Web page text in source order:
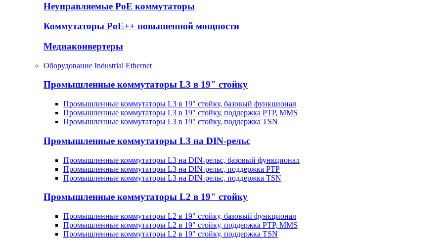
Неуправляемые PoE коммутаторы
Коммутаторы PoE++ повышенной мощности
Медиаконвертеры
Оборудование Industrial Ethernet
Промышленные коммутаторы L3 в 19" стойку
Промышленные коммутаторы L3 в 19" стойку, базовый функционал
Промышленные коммутаторы L3 в 19" стойку, поддержка PTP, MMS
Промышленные коммутаторы L3 в 19" стойку, поддержка TSN
Промышленные коммутаторы L3 на DIN-рельс
Промышленные коммутаторы L3 на DIN-рельс, базовый функционал
Промышленные коммутаторы L3 на DIN-рельс, поддержка PTP
Промышленные коммутаторы L3 на DIN-рельс, поддержка TSN
Промышленные коммутаторы L2 в 19" стойку
Промышленные коммутаторы L2 в 19" стойку, базовый функционал
Промышленные коммутаторы L2 в 19" стойку, поддержка PTP, MMS
Промышленные коммутаторы L2 в 19" стойку, поддержка TSN